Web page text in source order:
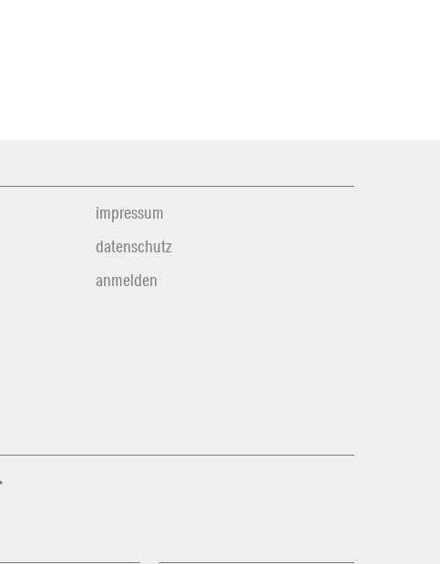
impressum
datenschutz
anmelden